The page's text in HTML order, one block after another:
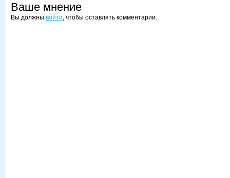
Ваше мнение
Вы должны войти, чтобы оставлять комментарии.